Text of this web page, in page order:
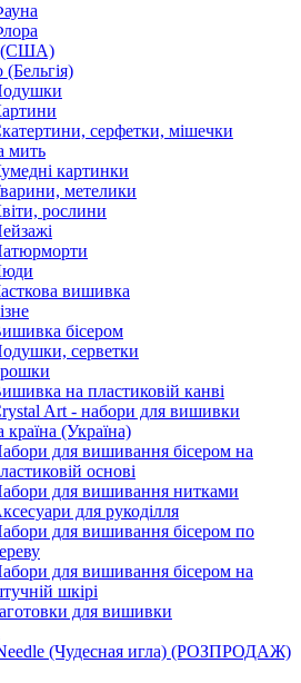
(США)
(Бельгія)
серфетки, мішечки
мить
картинки
метелики
рослини
вишивка
бісером
серветки
на пластиковій канві
Art - набори для вишивки
країна (Україна)
для вишивання бісером на
основі
для вишивання нитками
для рукоділля
для вишивання бісером по
для вишивання бісером на
шкірі
для вишивки
(Чудесная игла) (РОЗПРОДАЖ)